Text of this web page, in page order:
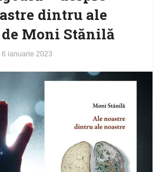
dintru ale
de Moni Stănilă
6 ianuarie 2023